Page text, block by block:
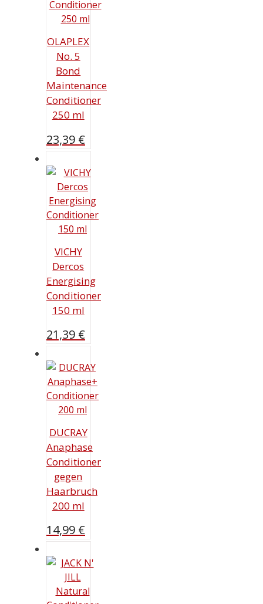
OLAPLEX
No. 5
Bond
Maintenance
Conditioner
250 ml
23,39 €
VICHY
Dercos
Energising
Conditioner
150 ml
21,39 €
DUCRAY
Anaphase
Conditioner
gegen
Haarbruch
200 ml
14,99 €